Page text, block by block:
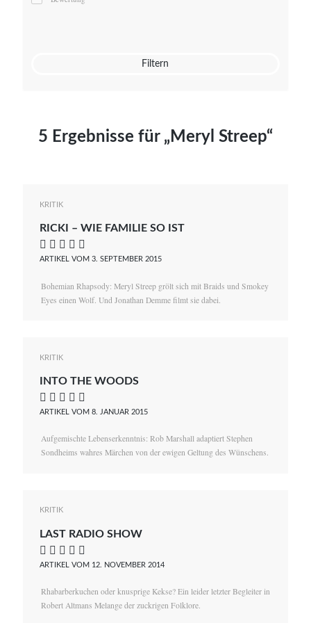
Mato von Vogelstein
Filtern
5 Ergebnisse für „Meryl Streep“
KRITIK
RICKI – WIE FAMILIE SO IST
    
ARTIKEL VOM 3. SEPTEMBER 2015
Bohemian Rhapsody: Meryl Streep grölt sich mit Braids und Smokey
Eyes einen Wolf. Und Jonathan Demme filmt sie dabei.
KRITIK
INTO THE WOODS
    
ARTIKEL VOM 8. JANUAR 2015
Aufgemischte Lebenserkenntnis: Rob Marshall adaptiert Stephen
Sondheims wahres Märchen von der ewigen Geltung des Wünschens.
KRITIK
LAST RADIO SHOW
    
ARTIKEL VOM 12. NOVEMBER 2014
Rhabarberkuchen oder knusprige Kekse? Ein leider letzter Begleiter in
Robert Altmans Melange der zuckrigen Folklore.